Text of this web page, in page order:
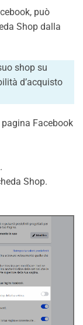
può
Shop dalla
shop su
d’acquisto
Facebook
Shop.